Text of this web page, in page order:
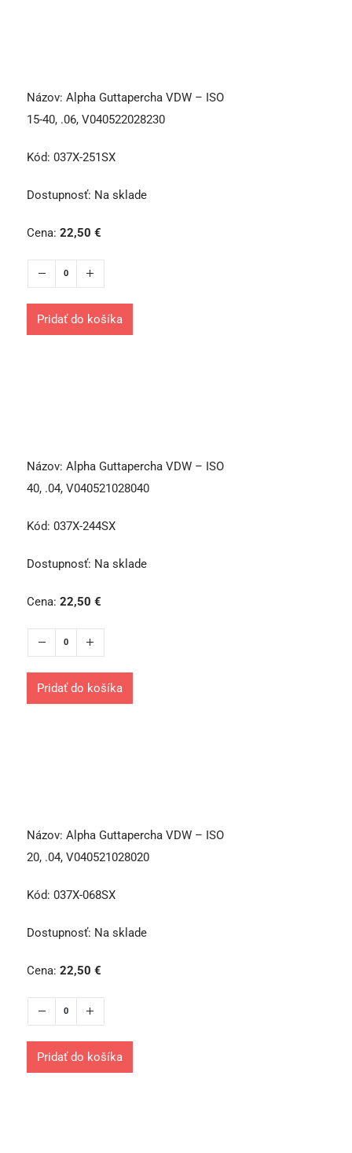
Názov: Alpha Guttapercha VDW – ISO
15-40, .06, V040522028230
Kód: 037X-251SX
Dostupnosť: Na sklade
Cena: 22,50 €
Pridať do košíka
Názov: Alpha Guttapercha VDW – ISO
40, .04, V040521028040
Kód: 037X-244SX
Dostupnosť: Na sklade
Cena: 22,50 €
Pridať do košíka
Názov: Alpha Guttapercha VDW – ISO
20, .04, V040521028020
Kód: 037X-068SX
Dostupnosť: Na sklade
Cena: 22,50 €
Pridať do košíka